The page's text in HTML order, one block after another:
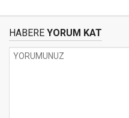
HABERE YORUM KAT